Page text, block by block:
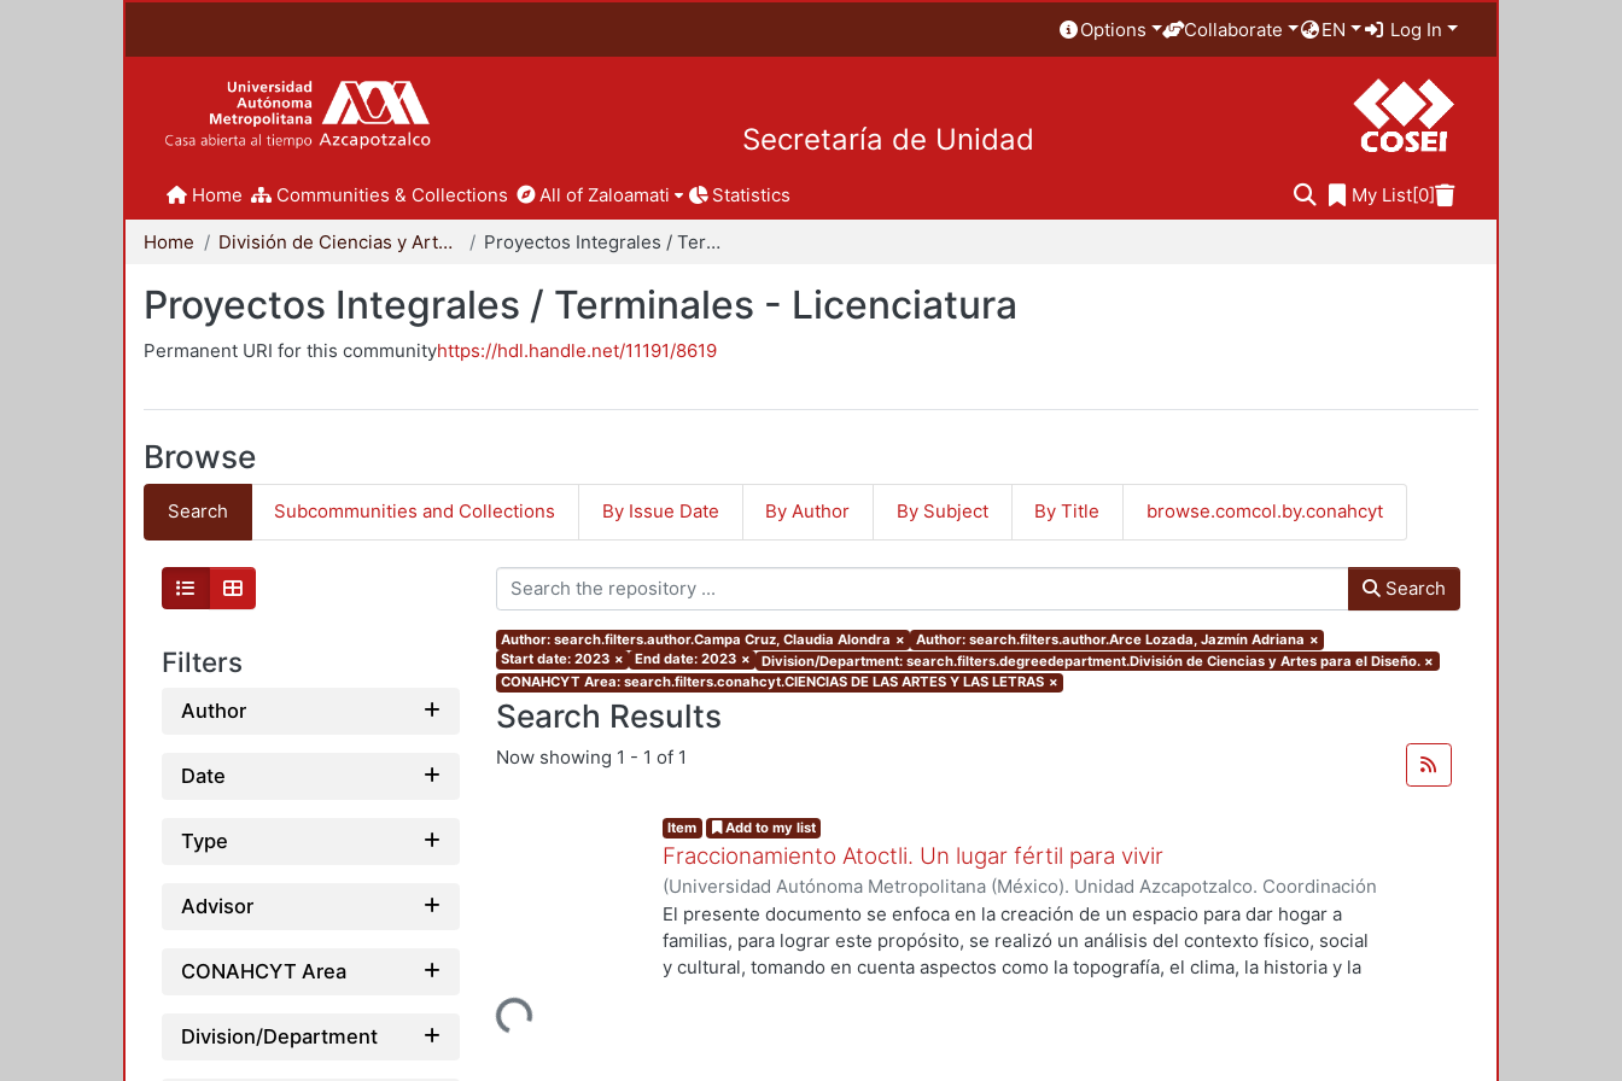
Options Collaborate EN Log In
Secretaría de Unidad
Home Communities & Collections All of Zaloamati Statistics My List[0]
Home División de Ciencias y Artes para el Diseño Proyectos Integrales / Terminales - Licenciatura
Proyectos Integrales / Terminales - Licenciatura
Permanent URI for this communityhttps://hdl.handle.net/11191/8619
Browse
Search Subcommunities and Collections By Issue Date By Author By Subject By Title browse.comcol.by.conahcyt
Filters
Author
Date
Type
Advisor
CONAHCYT Area
Division/Department
Search
Author: search.filters.author.Campa Cruz, Claudia Alondra × Author: search.filters.author.Arce Lozada, Jazmín Adriana ×
Start date: 2023 × End date: 2023 × Division/Department: search.filters.degreedepartment.División de Ciencias y Artes para el Diseño. ×
CONAHCYT Area: search.filters.conahcyt.CIENCIAS DE LAS ARTES Y LAS LETRAS ×
Search Results
Now showing 1 - 1 of 1
Loading...
Item Add to my list
Fraccionamiento Atoctli. Un lugar fértil para vivir
(Universidad Autónoma Metropolitana (México). Unidad Azcapotzalco. Coordinación
de Servicios de Información.,2023-06-30)Campa Cruz, Claudia Alondra;Arce
Lozada, Jazmín Adriana; Chávez Jiménez, Marisol
El presente documento se enfoca en la creación de un espacio para dar hogar a
familias, para lograr este propósito, se realizó un análisis del contexto físico, social
y cultural, tomando en cuenta aspectos como la topografía, el clima, la historia y la